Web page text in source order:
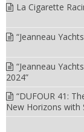
La Cigarette
“Jeanneau
“Jeanneau
2024”
“DUFOUR 41:
New Horizons with